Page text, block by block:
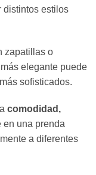
distintos estilos
zapatillas o
elegante puede
sofisticados.
comodidad,
en una prenda
a diferentes